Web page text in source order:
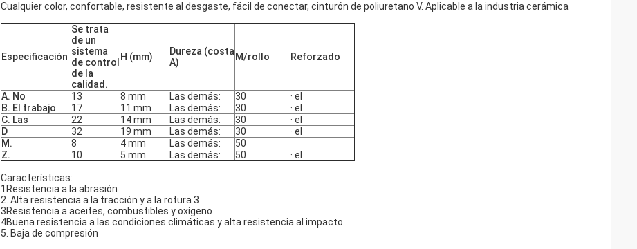
Cualquier color, confortable, resistente al desgaste, fácil de conectar, cinturón de poliuretano V. Aplicable a la industria cerámica
Especificación
Se trata
de un
sistema
de control
de la
calidad.
H (mm)
Dureza (costa
A)
M/rollo Reforzado
A. No 13 8 mm Las demás: 30
· el
B. El trabajo
17 11 mm Las demás: 30
· el
C. Las
22 14 mm Las demás: 30
· el
D
32 19 mm Las demás: 30
· el
M.
8 4 mm Las demás:
50
Z.
10 5 mm Las demás: 50 · el
Características:
1Resistencia a la abrasión
2. Alta resistencia a la tracción y a la rotura 3
3Resistencia a aceites, combustibles y oxígeno
4Buena resistencia a las condiciones climáticas y alta resistencia al impacto
5. Baja de compresión